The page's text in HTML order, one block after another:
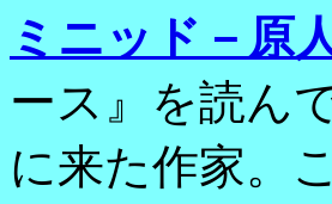
ミニッド－原
ース』を読ん
に来た作家。